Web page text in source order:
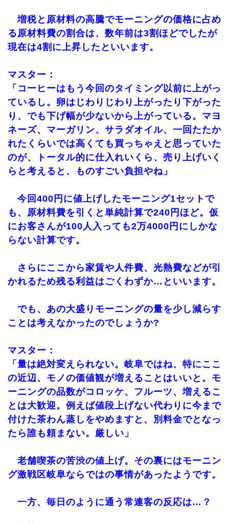
増税と原材料の高騰でモーニングの価格に占め
る原材料費の割合は、数年前は3割ほどでしたが
現在は4割に上昇したといいます。
マスター：
「コーヒーはもう今回のタイミング以前に上がっ
ているし。卵はじわりじわり上がったり下がった
り、でも下げ幅が少ないから上がっている。マヨ
ネーズ、マーガリン、サラダオイル、一回たたか
れたくらいでは高くても買っちゃえと思っていた
のが、トータル的に仕入れいくら、売り上げいく
らと考えると、ものすごい負担やね」
今回400円に値上げしたモーニング1セットで
も、原材料費を引くと単純計算で240円ほど。仮
にお客さんが100人入っても2万4000円にしかな
らない計算です。
さらにここから家賃や人件費、光熱費などが引
かれるため残る利益はごくわずか…といいます。
でも、あの大盛りモーニングの量を少し減らす
ことは考えなかったのでしょうか?
マスター：
「量は絶対変えられない。岐阜ではね、特にここ
の近辺、モノの価値観が増えることはいいと。モ
ーニングの品数がコロッケ、フルーツ、増えるこ
とは大歓迎。例えば値段上げない代わりに今まで
付けた茶わん蒸しをやめますと、別料金でとなっ
たら誰も頼まない。厳しい」
老舗喫茶の苦渋の値上げ。その裏にはモーニン
グ激戦区岐阜ならではの事情があったようです。
一方、毎日のように通う常連客の反応は…？